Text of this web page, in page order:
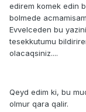
edirem komek edin
bolmede
Evvelceden bu
tesekkutumu
olacaqsiniz....
Qeyd edim ki, bu
olmur qara qalir.